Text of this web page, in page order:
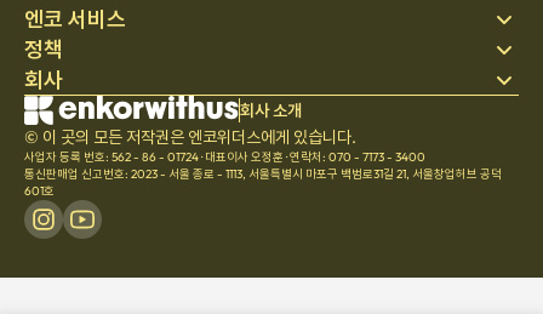
베딩
블로그
헬프 센터
개인정보 처리방침
이용약관
취소 및 환불정책
회사
회사 소개
채용
팀문화
© 이 곳의 모든 저작권은 엔코위더스에게 있습니다.
사업자 등록 번호: 562 - 86 - 01724·대표이사 오정훈·연락처: 070 - 7173 - 3400
통신판매업 신고번호: 2023 - 서울 종로 - 1113
서울특별시 마포구 백범로31길 21, 서울창업허브 공덕
601호